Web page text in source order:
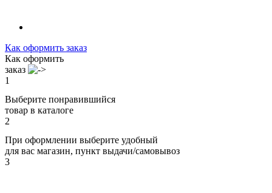
Как оформить заказ
Как оформить
заказ
1
Выберите понравившийся
товар в каталоге
2
При оформлении выберите удобный
для вас магазин, пункт выдачи/самовывоз
3